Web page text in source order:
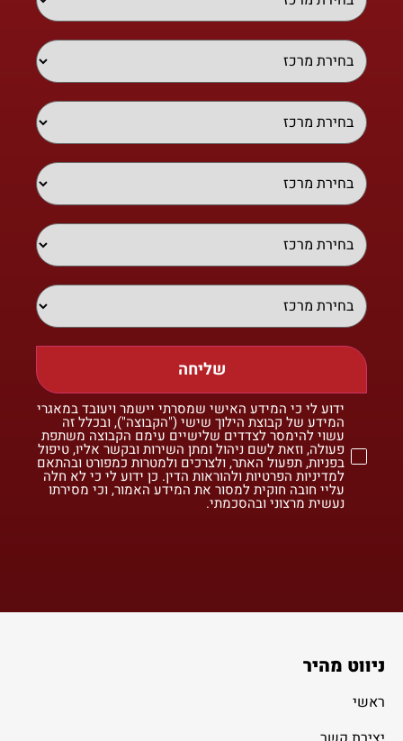
שליחה
ידוע לי כי המידע האישי שמסרתי יישמר ויעובד במאגרי
המידע של קבוצת הילוך שישי ("הקבוצה"), ובכלל זה
עשוי להימסר לצדדים שלישיים עימם הקבוצה משתפת
פעולה, וזאת לשם ניהול ומתן השירות ובקשר אליו, טיפול
בפניות, תפעול האתר, ולצרכים ולמטרות כמפורט ובהתאם
למדיניות הפרטיות ולהוראות הדין. כן ידוע לי כי לא חלה
עליי חובה חוקית למסור את המידע האמור, וכי מסירתו
נעשית מרצוני ובהסכמתי.
ניווט מהיר
ראשי